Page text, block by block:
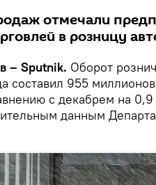
отмечали
в розницу
– Sputnik. Оборот
составил 955
с декабрем на
данным